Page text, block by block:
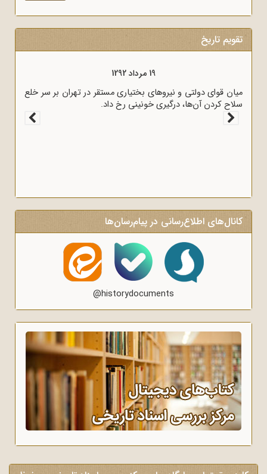
تقویم تاریخ
19 مرداد 1292
میان قوای دولتی و نیروهای بختیاری مستقر در تهران بر سر خلع
سلاح کردن آن‌ها، درگیری خونینی رخ داد.
کانال‌های اطلاع‌رسانی در پیام‌رسان‌ها
@historydocuments